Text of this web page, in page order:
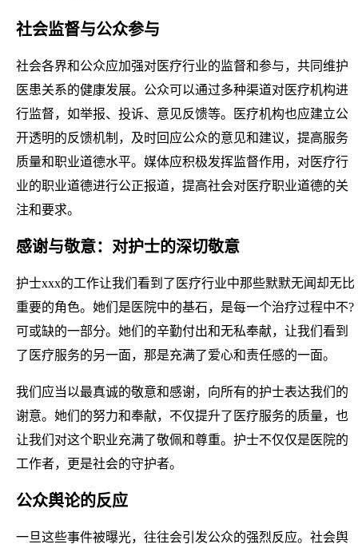
社会监督与公众参与
社会各界和公众应加强对医疗行业的监督和参与，共同维护
医患关系的健康发展。公众可以通过多种渠道对医疗机构进
行监督，如举报、投诉、意见反馈等。医疗机构也应建立公
开透明的反馈机制，及时回应公众的意见和建议，提高服务
质量和职业道德水平。媒体应积极发挥监督作用，对医疗行
业的职业道德进行公正报道，提高社会对医疗职业道德的关
注和要求。
感谢与敬意：对护士的深切敬意
护士xxx的工作让我们看到了医疗行业中那些默默无闻却无比
重要的角色。她们是医院中的基石，是每一个治疗过程中不?
可或缺的一部分。她们的辛勤付出和无私奉献，让我们看到
了医疗服务的另一面，那是充满了爱心和责任感的一面。
我们应当以最真诚的敬意和感谢，向所有的护士表达我们的
谢意。她们的努力和奉献，不仅提升了医疗服务的质量，也
让我们对这个职业充满了敬佩和尊重。护士不仅仅是医院的
工作者，更是社会的守护者。
公众舆论的反应
一旦这些事件被曝光，往往会引发公众的强烈反应。社会舆